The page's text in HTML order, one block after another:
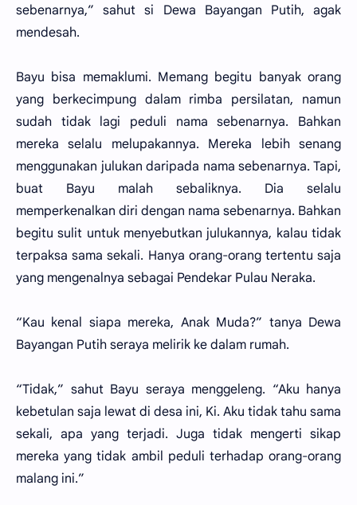
sebenarnya,” sahut si Dewa Bayangan Putih, agak
mendesah.
Bayu bisa memaklumi. Memang begitu banyak orang
yang berkecimpung dalam rimba persilatan, namun
sudah tidak lagi peduli nama sebenarnya. Bahkan
mereka selalu melupakannya. Mereka lebih senang
menggunakan julukan daripada nama sebenarnya. Tapi,
buat Bayu malah sebaliknya. Dia selalu
memperkenalkan diri dengan nama sebenarnya. Bahkan
begitu sulit untuk menyebutkan julukannya, kalau tidak
terpaksa sama sekali. Hanya orang-orang tertentu saja
yang mengenalnya sebagai Pendekar Pulau Neraka.
“Kau kenal siapa mereka, Anak Muda?” tanya Dewa
Bayangan Putih seraya melirik ke dalam rumah.
“Tidak,” sahut Bayu seraya menggeleng. “Aku hanya
kebetulan saja lewat di desa ini, Ki. Aku tidak tahu sama
sekali, apa yang terjadi. Juga tidak mengerti sikap
mereka yang tidak ambil peduli terhadap orang-orang
malang ini.”